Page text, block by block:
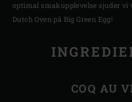
optimal smakupplevelse sjuder vi
Dutch Oven på Big Green Egg!
COQ AU